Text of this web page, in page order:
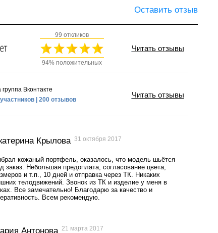
Оставить отзыв
99 откликов
94% положительных
Читать отзывы
Вконтакте
| 200 отзывов
Читать отзывы
Крылова 31 октября 2017
кожаный портфель, оказалось, что модель шьётся
заказ. Небольшая предоплата, согласование цвета,
и т.п., 10 дней и отправка через ТК. Никаких
телодвижений. Звонок из ТК и изделие у меня в
Все замечательно! Благодарю за качество и
Всем рекомендую.
Антонова 21 марта 2017